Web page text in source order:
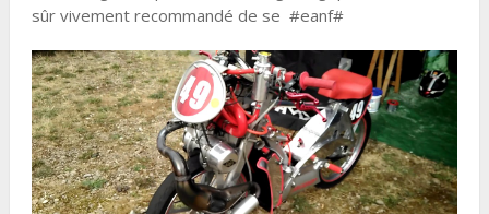
sûr vivement recommandé de se #eanf#